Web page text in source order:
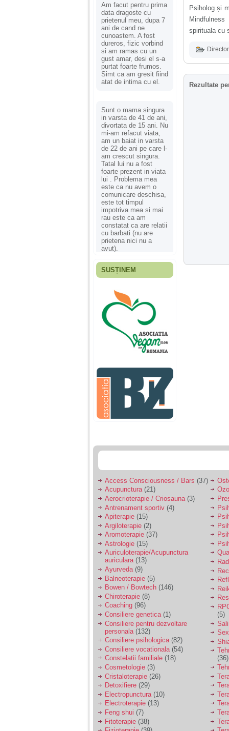
Am facut pentru prima
data dragoste cu
prietenul meu, dupa 7
ani de cand ne
cunoastem. A fost
dureros, fizic vorbind
si am ramas cu un
gust amar, desi el s-a
purtat foarte frumos.
Simt ca am gresit fiind
atat de intima cu el.
Sunt o mama singura
in varsta de 41 de ani,
divortata de 15 ani. Nu
mi-am refacut viata,
am un baiat in varsta
de 22 de ani pe care l-
am crescut singura.
Tatal lui nu a fost
foarte prezent in viata
lui . Problema mea
este ca nu avem o
comunicare deschisa,
este tot timpul
impotriva mea si mai
rau este ca am
constatat ca are relatii
cu barbati (nu are
prietena nici nu a
avut).
Fiica mea s-a nascut
ani, privind in urma
realizez cat de multe
greseli am facut in
educatia si cresterea
ei, am fost o mama
egoista, preocupata
de implinirea
profesionala, cand ea
era mica am neglijat-
agresiva, orice
greseala era taxata cu
o palma sau pedepse.
De 4 ani am o relatie
serioasa cu un barbat
sa se manifeste o
Ma aflu aici pentru ca
vreau sa stiu daca am
nevoie de un psiholog
sau psihiatru.
Sunt casatorita, am
31 de ani si un copil in
varsta de 2 ani care
mi-e lumina ochilor.
De ceva timp simt ca
mi s-a adunat
oboseala, o oboseala
cronica de care nu pot
scapa si simt ca din
cauza ei nu pot
controla nervii si
cateodata are copilul
de suferit.
Am o bariera peste
care nu pot trece:
prietena mea a ramas
insarcinata cu o fata.
Am fost de comun
acord sa facem un
copil, cu gandul ca e
baiat.
SUSȚINEM
Psiholog și
spirituala cu
Rezultate
Access Consciousness / Bars (37)
Acupunctura(21)
Aerocrioterapie / Criosauna (3)
Antrenament sportiv (4)
Apiterapie (15)
Argiloterapie (2)
Aromoterapie (37)
Astrologie (15)
Auriculoterapie/Acupunctura
auriculara(13)
Ayurveda(9)
Balneoterapie (5)
Bowen / Bowtech (146)
Chiroterapie (8)
Coaching (96)
Consiliere genetica(1)
Consiliere pentru dezvoltare
personala (132)
Consiliere psihologica(82)
Consiliere vocationala (54)
Constelatii familiale (18)
Cosmetologie (3)
Cristaloterapie (26)
Detoxifiere (29)
Electropunctura (10)
Electroterapie (13)
Feng shui (7)
Fitoterapie (38)
(5)
(36)